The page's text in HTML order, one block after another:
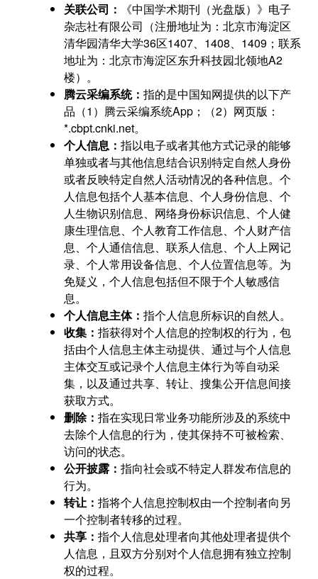
关联公司：
《中国学术期刊（光盘版）》电子
杂志社有限公司（注册地址为：北京市海淀区
清华园清华大学36区1407、1408、1409；联系
地址为：北京市海淀区东升科技园北领地A2
楼）。
腾云采编系统：指的是中国知网提供的以下产
品（1）腾云采编系统App；（2）网页版：
*.cbpt.cnki.net。
个人信息：指以电子或者其他方式记录的能够
单独或者与其他信息结合识别特定自然人身份
或者反映特定自然人活动情况的各种信息。个
人信息包括个人基本信息、个人身份信息、个
人生物识别信息、网络身份标识信息、个人健
康生理信息、个人教育工作信息、个人财产信
息、个人通信信息、联系人信息、个人上网记
录、个人常用设备信息、个人位置信息等。为
免疑义，个人信息包括但不限于个人敏感信
息。
个人信息主体：指个人信息所标识的自然人。
收集：指获得对个人信息的控制权的行为，包
括由个人信息主体主动提供、通过与个人信息
主体交互或记录个人信息主体行为等自动采
集，以及通过共享、转让、搜集公开信息间接
获取方式。
删除：指在实现日常业务功能所涉及的系统中
去除个人信息的行为，使其保持不可被检索、
访问的状态。
公开披露：指向社会或不特定人群发布信息的
行为。
转让：指将个人信息控制权由一个控制者向另
一个控制者转移的过程。
共享：指个人信息处理者向其他处理者提供个
人信息，且双方分别对个人信息拥有独立控制
权的过程。